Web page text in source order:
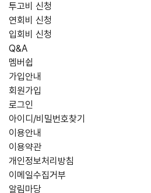
투고비 신청
연회비 신청
입회비 신청
Q&A
멤버쉽
가입안내
회원가입
로그인
아이디/비밀번호찾기
이용안내
이용약관
개인정보처리방침
이메일수집거부
알림마당